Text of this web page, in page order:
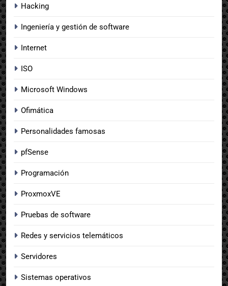
Hacking
Ingeniería y gestión de software
Internet
ISO
Microsoft Windows
Ofimática
Personalidades famosas
pfSense
Programación
ProxmoxVE
Pruebas de software
Redes y servicios telemáticos
Servidores
Sistemas operativos